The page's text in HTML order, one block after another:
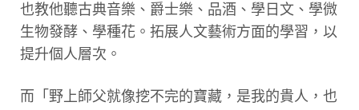
也教他聽古典音樂、爵士樂、品酒、學日文、學微
生物發酵、學種花。拓展人文藝術方面的學習，以
提升個人層次。
而「野上師父就像挖不完的寶藏，是我的貴人，也